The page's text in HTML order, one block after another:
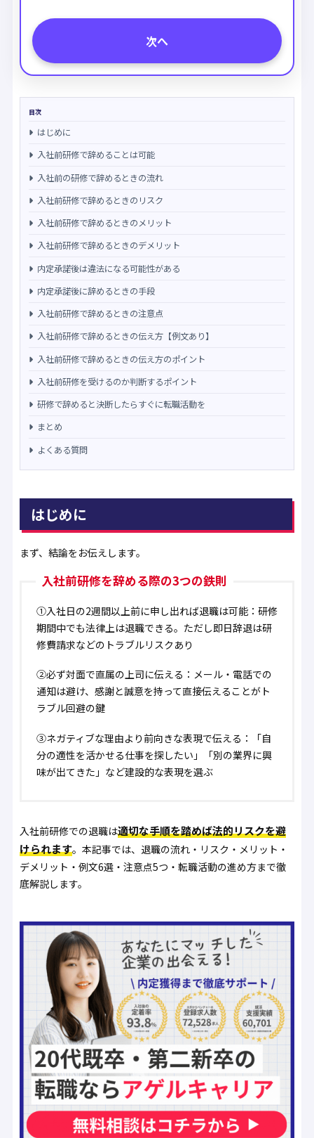
次へ
目次
はじめに
入社前研修で辞めることは可能
入社前の研修で辞めるときの流れ
入社前研修で辞めるときのリスク
入社前研修で辞めるときのメリット
入社前研修で辞めるときのデメリット
内定承諾後は違法になる可能性がある
内定承諾後に辞めるときの手段
入社前研修で辞めるときの注意点
入社前研修で辞めるときの伝え方【例文あり】
入社前研修で辞めるときの伝え方のポイント
入社前研修を受けるのか判断するポイント
研修で辞めると決断したらすぐに転職活動を
まとめ
よくある質問
はじめに
まず、結論をお伝えします。
入社前研修を辞める際の3つの鉄則
①入社日の2週間以上前に申し出れば退職は可能：研修
期間中でも法律上は退職できる。ただし即日辞退は研
修費請求などのトラブルリスクあり
②必ず対面で直属の上司に伝える ：メール・電話での
通知は避け、感謝と誠意を持って直接伝えることがト
ラブル回避の鍵
③ネガティブな理由より前向きな表現で伝える ：「自
分の適性を活かせる仕事を探したい」「別の業界に興
味が出てきた」など建設的な表現を選ぶ
入社前研修での退職は適切な手順を踏めば法的リスクを避
けられます。本記事では、退職の流れ・リスク・メリット・
デメリット・例文6選・注意点5つ・転職活動の進め方まで徹
底解説します。